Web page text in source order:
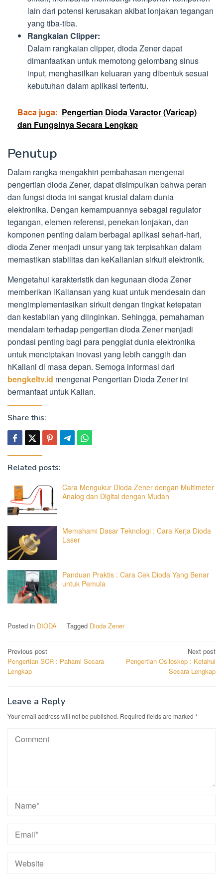
lain dari potensi kerusakan akibat lonjakan tegangan
yang tiba-tiba.
Rangkaian Clipper:
Dalam rangkaian clipper, dioda Zener dapat
dimanfaatkan untuk memotong gelombang sinus
input, menghasilkan keluaran yang dibentuk sesuai
kebutuhan dalam aplikasi tertentu.
Baca juga: Pengertian Dioda Varactor (Varicap)
dan Fungsinya Secara Lengkap
Penutup
Dalam rangka mengakhiri pembahasan mengenai
pengertian dioda Zener, dapat disimpulkan bahwa peran
dan fungsi dioda ini sangat krusial dalam dunia
elektronika. Dengan kemampuannya sebagai regulator
tegangan, elemen referensi, penekan lonjakan, dan
komponen penting dalam berbagai aplikasi sehari-hari,
dioda Zener menjadi unsur yang tak terpisahkan dalam
memastikan stabilitas dan keKalianlan sirkuit elektronik.
Mengetahui karakteristik dan kegunaan dioda Zener
memberikan lKaliansan yang kuat untuk mendesain dan
mengimplementasikan sirkuit dengan tingkat ketepatan
dan kestabilan yang diinginkan. Sehingga, pemahaman
mendalam terhadap pengertian dioda Zener menjadi
pondasi penting bagi para penggiat dunia elektronika
untuk menciptakan inovasi yang lebih canggih dan
hKalianl di masa depan. Semoga informasi dari
bengkeltv.id mengenai Pengertian Dioda Zener ini
bermanfaat untuk Kalian.
Share this:
Related posts:
Cara Mengukur Dioda Zener dengan Multimeter
Analog dan Digital dengan Mudah
Memahami Dasar Teknologi : Cara Kerja Dioda
Laser
Panduan Praktis : Cara Cek Dioda Yang Benar
untuk Pemula
Posted in DIODA Tagged Dioda Zener
Post
navigation
Previous post
Pengertian SCR : Pahami Secara
Lengkap
Next post
Pengertian Osiloskop : Ketahui
Secara Lengkap
Leave a Reply
Your email address will not be published. Required fields are marked *